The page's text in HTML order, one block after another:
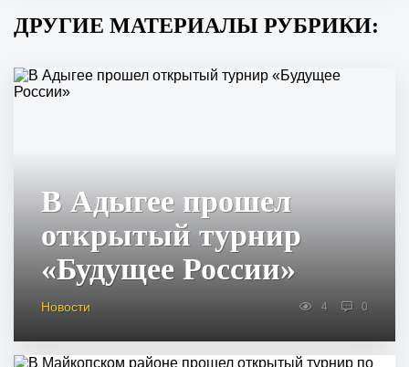
ДРУГИЕ МАТЕРИАЛЫ РУБРИКИ:
В Адыгее прошел
открытый турнир
«Будущее России»
Новости 4 0